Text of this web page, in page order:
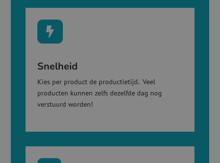

Snelheid
Kies per product de productietijd. Veel
producten kunnen zelfs dezelfde dag nog
verstuurd worden!